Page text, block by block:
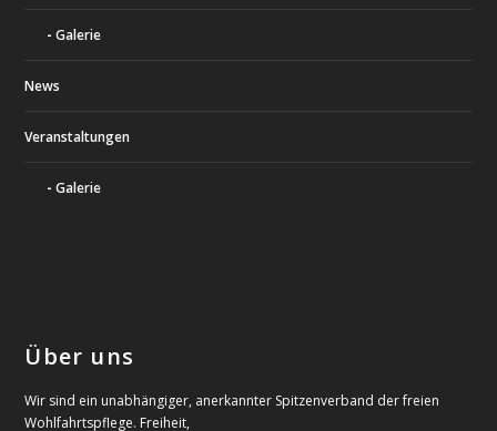
Galerie
News
Veranstaltungen
Galerie
Über uns
Wir sind ein unabhängiger, anerkannter Spitzenverband der freien
Wohlfahrtspflege. Freiheit,